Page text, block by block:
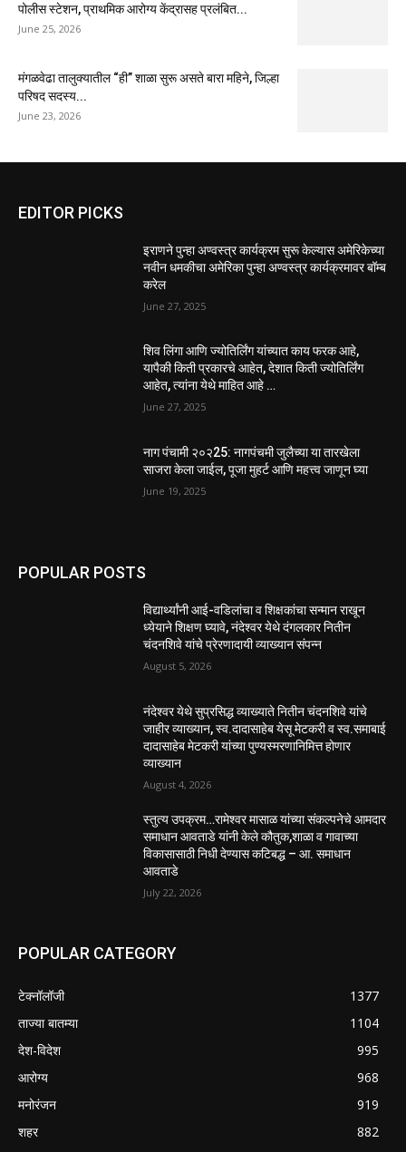
पोलीस स्टेशन, प्राथमिक आरोग्य केंद्रासह प्रलंबित...
June 25, 2026
मंगळवेढा तालुक्यातील “ही” शाळा सुरू असते बारा महिने, जिल्हा
परिषद सदस्य...
June 23, 2026
EDITOR PICKS
इराणने पुन्हा अण्वस्त्र कार्यक्रम सुरू केल्यास अमेरिकेच्या
नवीन धमकीचा अमेरिका पुन्हा अण्वस्त्र कार्यक्रमावर बॉम्ब
करेल
June 27, 2025
शिव लिंगा आणि ज्योतिर्लिंग यांच्यात काय फरक आहे,
यापैकी किती प्रकारचे आहेत, देशात किती ज्योतिर्लिंग
आहेत, त्यांना येथे माहित आहे …
June 27, 2025
नाग पंचामी २०२25: नागपंचमी जुलैच्या या तारखेला
साजरा केला जाईल, पूजा मुहर्ट आणि महत्त्व जाणून घ्या
June 19, 2025
POPULAR POSTS
विद्यार्थ्यांनी आई-वडिलांचा व शिक्षकांचा सन्मान राखून
ध्येयाने शिक्षण घ्यावे, नंदेश्वर येथे दंगलकार नितीन
चंदनशिवे यांचे प्रेरणादायी व्याख्यान संपन्न
August 5, 2026
नंदेश्वर येथे सुप्रसिद्ध व्याख्याते नितीन चंदनशिवे यांचे
जाहीर व्याख्यान, स्व.दादासाहेब येसू मेटकरी व स्व.समाबाई
दादासाहेब मेटकरी यांच्या पुण्यस्मरणानिमित्त होणार
व्याख्यान
August 4, 2026
स्तुत्य उपक्रम…रामेश्वर मासाळ यांच्या संकल्पनेचे आमदार
समाधान आवताडे यांनी केले कौतुक,शाळा व गावाच्या
विकासासाठी निधी देण्यास कटिबद्ध – आ. समाधान
आवताडे
July 22, 2026
POPULAR CATEGORY
टेक्नॉलॉजी
1377
ताज्या बातम्या
1104
देश-विदेश
995
आरोग्य
968
मनोरंजन
919
शहर
882